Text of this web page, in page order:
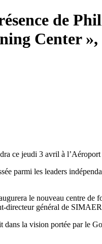
de
Center »,
ce jeudi 3 avril à
parmi les leaders
le nouveau centre de
directeur général de
la vision portée par le